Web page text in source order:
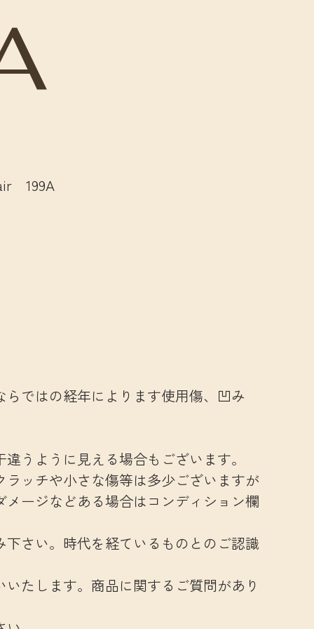
199A
ではの経年によります使用傷、凹み
うように見える場合もございます。
ッチや小さな傷等は多少ございますが
ージなどある場合はコンディション欄
さい。時代を経ているものとのご認識
たします。商品に関するご質問があり